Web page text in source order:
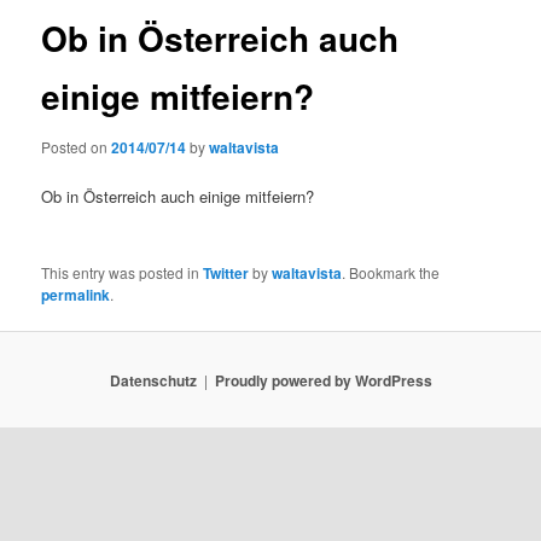
Ob in Österreich auch
einige mitfeiern?
Posted on2014/07/14bywaltavista
Ob in Österreich auch einige mitfeiern?
This entry was posted inTwitterbywaltavista. Bookmark the
permalink.
Datenschutz Proudly powered by WordPress